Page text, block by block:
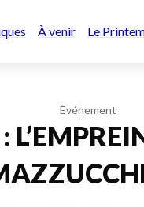
À venir Le
Événement